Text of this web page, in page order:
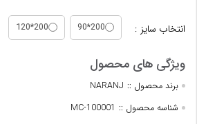
انتخاب سایز : 200*90
200*120
برند محصول :: NARANJ
شناسه محصول :: MC-100001